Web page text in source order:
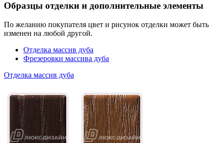
Образцы отделки и дополнительные элементы
По желанию покупателя цвет и рисунок отделки может быть
изменен на любой другой.
Отделка массив дуба
Фрезеровки массива дуба
Отделка массив дуба